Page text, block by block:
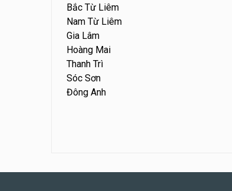
Bắc Từ Liêm
Nam Từ Liêm
Gia Lâm
Hoàng Mai
Thanh Trì
Sóc Sơn
Đông Anh